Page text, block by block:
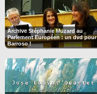
Archive Stéphanie Muzard au
Parlement Européen : un dvd pour
Barroso !